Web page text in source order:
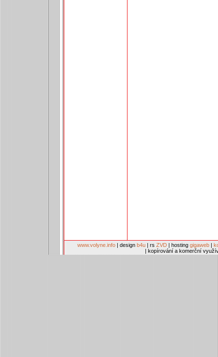
www.volyne.info | design b4u | rs ZVD | hosting gigaweb |
| kopírování a komerční